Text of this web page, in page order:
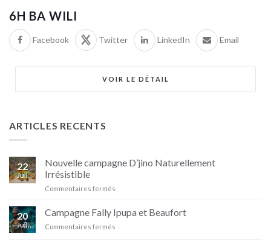
6H BA WILI
Facebook Twitter LinkedIn Email
VOIR LE DÉTAIL
ARTICLES RECENTS
22
Juil
Nouvelle campagne D’jino Naturellement
Irrésistible
Commentaires fermés
campagne
D’jino
20
Juil
Campagne Fally Ipupa et Beaufort
Commentaires fermés